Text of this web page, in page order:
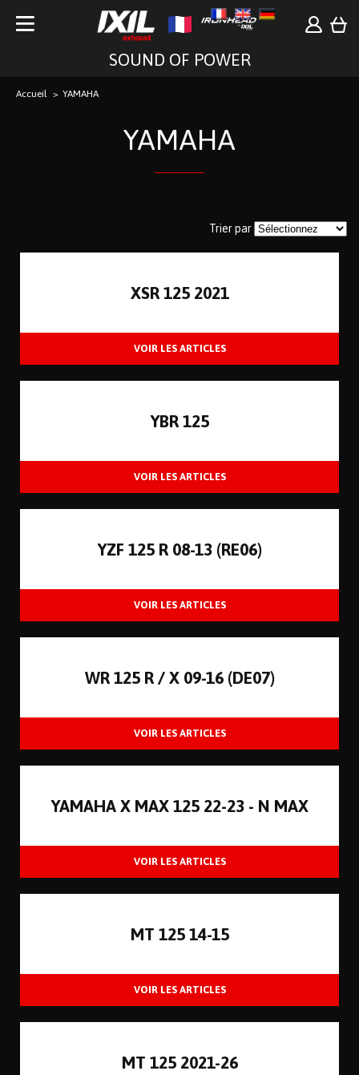
SOUND OF POWER
Accueil YAMAHA
YAMAHA
Trier par
XSR 125 2021
YBR 125
YZF 125 R 08-13 (RE06)
WR 125 R / X 09-16 (DE07)
YAMAHA X MAX 125 22-23 - N MAX
MT 125 14-15
MT 125 2021-26